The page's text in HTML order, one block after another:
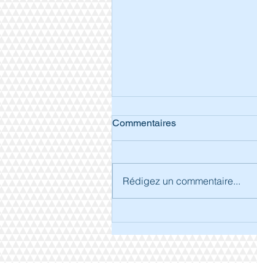
Séjour à Arcachon.
Commentaires
Rédigez un commentaire...